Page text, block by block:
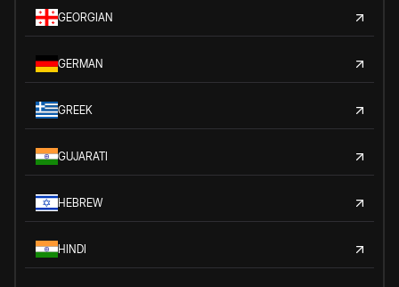
GEORGIAN
GERMAN
GREEK
GUJARATI
HEBREW
HINDI